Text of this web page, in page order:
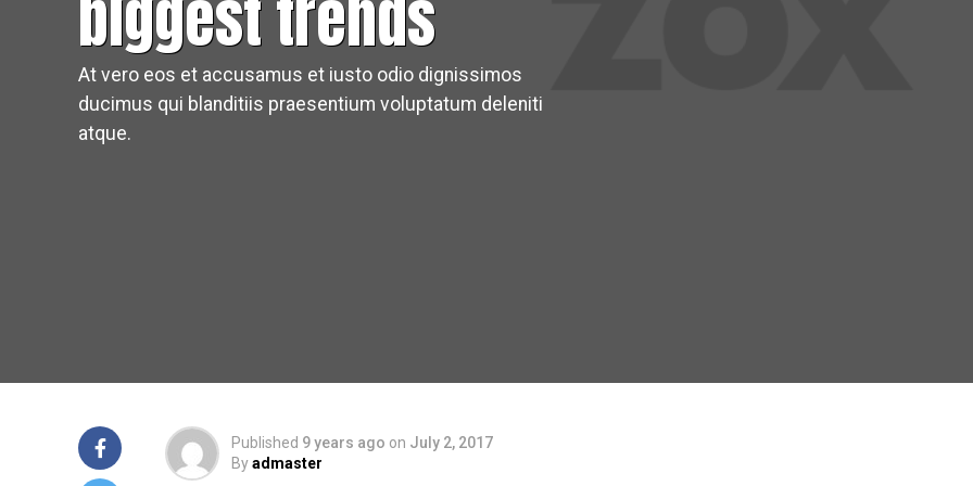
biggest trends
At vero eos et accusamus et iusto odio dignissimos
ducimus qui blanditiis praesentium voluptatum deleniti
atque.
Published 9 years ago on July 2, 2017
Byadmaster